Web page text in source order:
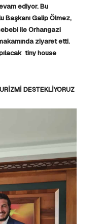
ediyor. Bu
Başkanı Galip Ölmez,
ile Orhangazi
ziyaret etti.
tiny house
DESTEKLİYORUZ